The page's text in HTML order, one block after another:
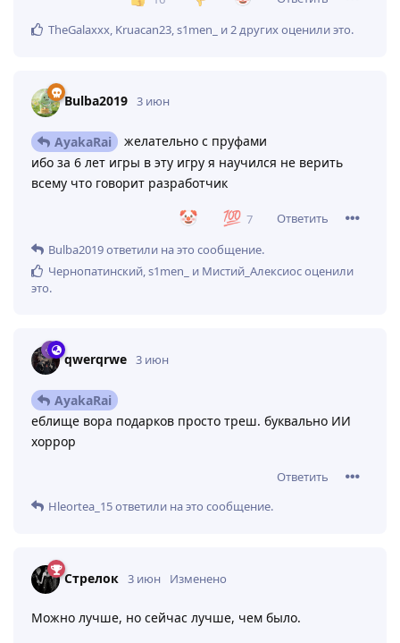
TheGalaxxx, Kruacan23,s1men_ и2другихоценили это.
Bulba2019 3 июн
AyakaRai
желательно с пруфами
ибо за 6 лет игры в эту игру я научился не верить
всему что говорит разработчик
7
Ответить
Bulba2019ответили на это сообщение.
Чернопатинский,s1men_ и Мистий_Алексиосоценили
это.
qwerqrwe 3 июн
AyakaRai
еблище вора подарков просто треш. буквально ИИ
хоррор
Ответить
Hleortea_15ответили на это сообщение.
Стрелок 3 июн Изменено
Можно лучше, но сейчас лучше, чем было.